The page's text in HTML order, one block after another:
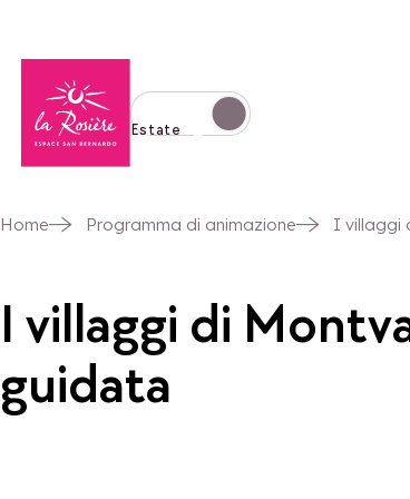
Passa alla modalità
Estate
Home Programma di animazione I villaggi
I villaggi di
guidata